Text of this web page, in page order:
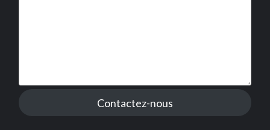
Contactez-nous